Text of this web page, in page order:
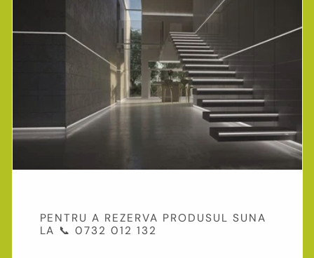
PENTRU A REZERVA PRODUSUL SUNA
LA 📞 0732 012 132